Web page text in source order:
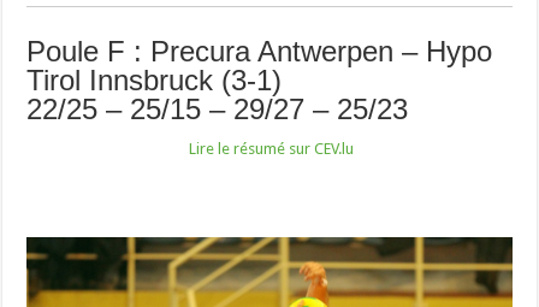
Poule F : Precura Antwerpen – Hypo
Tirol Innsbruck (3-1)
22/25 – 25/15 – 29/27 – 25/23
Lire le résumé sur CEV.lu